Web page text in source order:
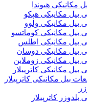
مکانیکی هیوندا
بیل مکانیکی هپکو
بیل مکانیکی ولوو
بیل مکانیکی کوماتسو
بیل مکانیکی اطلس
بیل مکانیکی دوسان
بیل مکانیکی زوملاین
بیل مکانیکی کاترپیلار
بیل مکانیکی کاترپیلار
بلدوزر کاترپیلار